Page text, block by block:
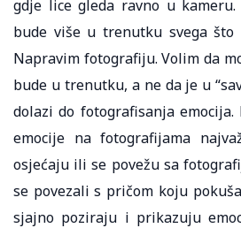
gdje lice gleda ravno u
bude više u trenutku svega što
Napravim fotografiju. Volim da
bude u trenutku, a ne da je u
dolazi do fotografisanja
emocije na fotografijama
osjećaju ili se povežu sa
se povezali s pričom koju
sjajno poziraju i prikazuju